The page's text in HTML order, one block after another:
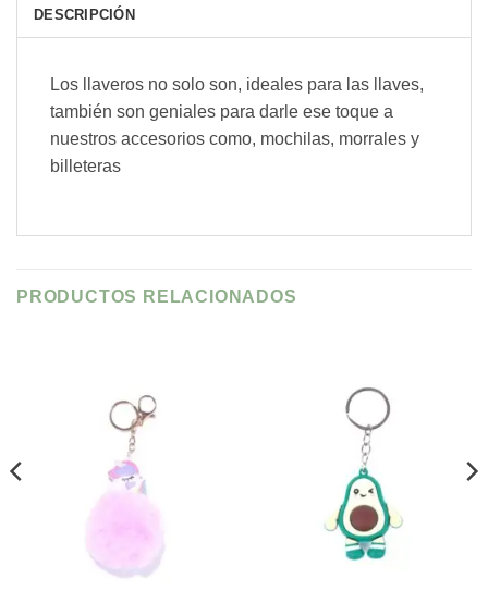
DESCRIPCIÓN
Los llaveros no solo son, ideales para las llaves,
también son geniales para darle ese toque a
nuestros accesorios como, mochilas, morrales y
billeteras
PRODUCTOS RELACIONADOS